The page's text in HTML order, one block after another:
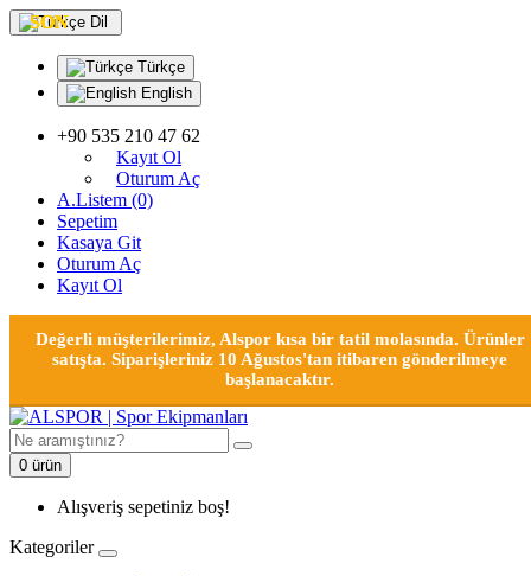
Dil
Türkçe
English
+90 535 210 47 62
Kayıt Ol
Oturum Aç
A.Listem (0)
Sepetim
Kasaya Git
Oturum Aç
Kayıt Ol
Değerli müşterilerimiz, Alspor kısa bir tatil molasında. Ürünler
satışta. Siparişleriniz 10 Ağustos'tan itibaren gönderilmeye
başlanacaktır.
0 ürün
Alışveriş sepetiniz boş!
Kategoriler
SON
SON
SON
SON